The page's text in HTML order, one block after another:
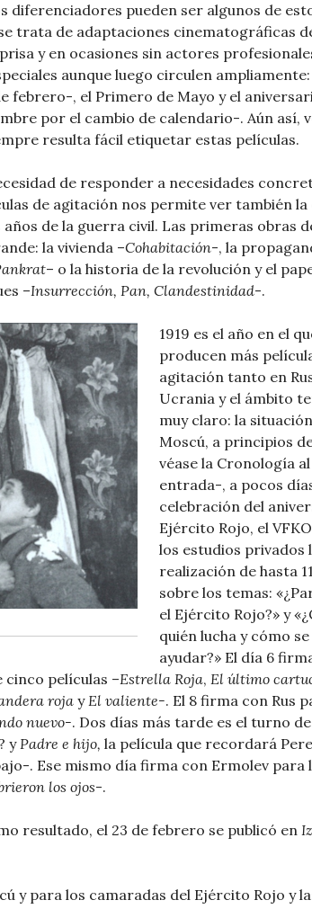
diferenciadores pueden ser algunos de
trata de adaptaciones cinematográficas
y en ocasiones sin actores
aunque luego circulen
febrero-, el Primero de Mayo y el
por el cambio de calendario-. Aún así,
resulta fácil etiquetar estas películas.
de responder a necesidades
de agitación nos permite ver también la
de la guerra civil. Las primeras obras
la vivienda –Cohabitación-, la
– o la historia de la revolución y el
–Insurrección, Pan, Clandestinidad-.
1919 es el año en el
producen más
agitación tanto en
Ucrania y el ámbito
muy claro: la
Moscú, a principios
véase la Cronología
entrada-, a pocos
celebración del
Ejército Rojo, el
los estudios privados
realización de hasta
sobre los temas:
el Ejército Rojo?» y
quién lucha y cómo
ayudar?» El día 6
películas –Estrella Roja, El último
rojayEl valiente-. El 8 firma con Rus
nuevo-. Dos días más tarde es el turno
yPadre e hijo, la película que recordará
. Ese mismo día firma con Ermolev para
los ojos-.
resultado, el 23 de febrero se publicó en
y para los camaradas del Ejército Rojo y